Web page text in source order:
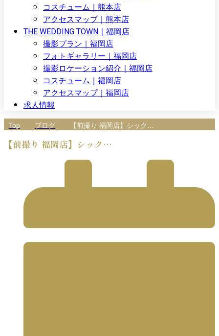
コスチューム｜熊本店
アクセスマップ｜熊本店
THE WEDDING TOWN｜福岡店
撮影プラン｜福岡店
フォトギャラリー｜福岡店
撮影ロケーション紹介｜福岡店
コスチューム｜福岡店
アクセスマップ｜福岡店
求人情報
Top ブログ 【前撮り 福岡店】シック…
【前撮り 福岡店】シック…